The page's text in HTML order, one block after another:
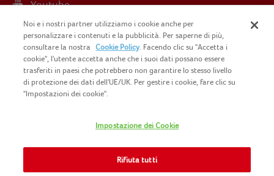
Youtube
Instagram
IT07015700961
INFORMATIVA PRIVACY
SITEMAP
COOKIE POLICY
Noi e i nostri partner utilizziamo i cookie anche per
personalizzare i contenuti e la pubblicità. Per saperne di più,
consultare la nostra
Cookie Policy. Facendo clic su "Accetta i
cookie", l'utente accetta anche che i suoi dati possano essere
trasferiti in paesi che potrebbero non garantire lo stesso livello
di protezione dei dati dell'UE/UK. Per gestire i cookie, fare clic su
"Impostazioni dei cookie".
Impostazione dei Cookie
Rifiuta tutti